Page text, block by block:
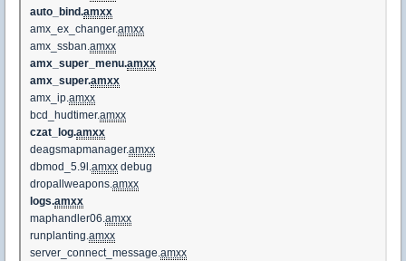
auto_bind.amxx
amx_ex_changer.amxx
amx_ssban.amxx
amx_super_menu.amxx
amx_super.amxx
amx_ip.amxx
bcd_hudtimer.amxx
czat_log.amxx
deagsmapmanager.amxx
dbmod_5.9l.amxx debug
dropallweapons.amxx
logs.amxx
maphandler06.amxx
runplanting.amxx
server_connect_message.amxx